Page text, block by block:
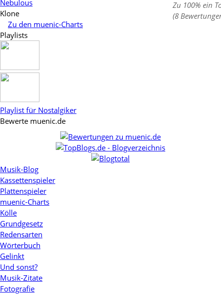
Nebulous
Zu 100% ein
(8
Klone
Zu den muenic-Charts
Playlists
Playlist für Nostalgiker
Bewerte muenic.de
Musik-Blog
Kassettenspieler
Plattenspieler
muenic-Charts
Kölle
Grundgesetz
Redensarten
Wörterbuch
Gelinkt
Und sonst?
Musik-Zitate
Fotografie